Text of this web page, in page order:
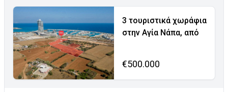
3 τουριστικά χωράφια
στην Αγία Νάπα, από
€500.000